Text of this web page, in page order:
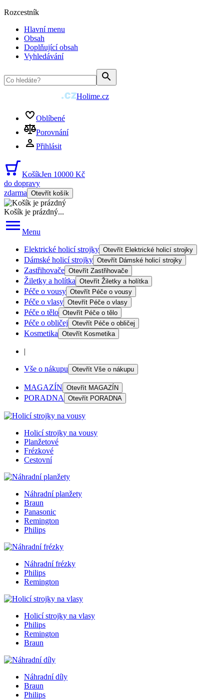
Rozcestník
Hlavní menu
Obsah
Doplňující obsah
Vyhledávání
Holime.cz
Oblíbené
Porovnání
Přihlásit
KošíkJen 10000 Kč
do dopravy
zdarma Otevřít košík
Košík je prázdný...
Menu
Elektrické holicí strojky Otevřít Elektrické holicí strojky
Dámské holicí strojky Otevřít Dámské holicí strojky
Zastřihovače Otevřít Zastřihovače
Žiletky a holítka Otevřít Žiletky a holítka
Péče o vousy Otevřít Péče o vousy
Péče o vlasy Otevřít Péče o vlasy
Péče o tělo Otevřít Péče o tělo
Péče o obličej Otevřít Péče o obličej
Kosmetika Otevřít Kosmetika
|
Vše o nákupu Otevřít Vše o nákupu
MAGAZÍN Otevřít MAGAZÍN
PORADNA Otevřít PORADNA
Holicí strojky na vousy
Planžetové
Frézkové
Cestovní
Náhradní planžety
Braun
Panasonic
Remington
Philips
Náhradní frézky
Philips
Remington
Holicí strojky na vlasy
Philips
Remington
Braun
Náhradní díly
Braun
Philips